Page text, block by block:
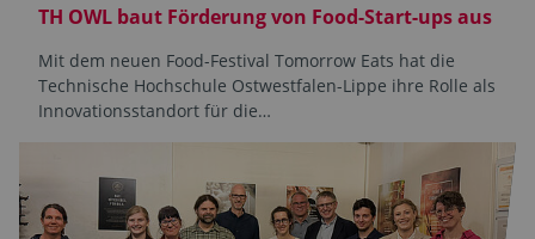
TH OWL baut Förderung von Food-Start-ups aus
Mit dem neuen Food-Festival Tomorrow Eats hat die
Technische Hochschule Ostwestfalen-Lippe ihre Rolle als
Innovationsstandort für die…